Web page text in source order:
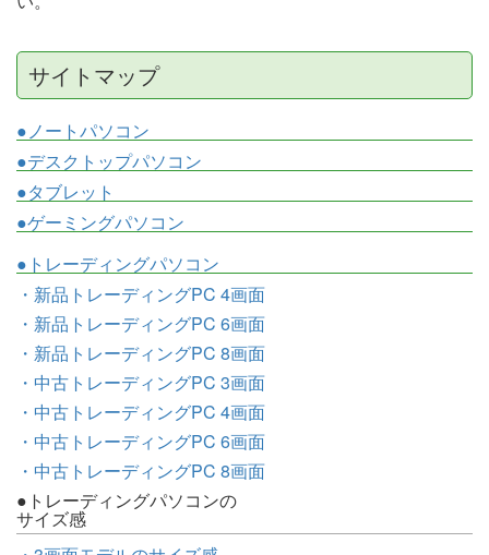
サイトマップ
●ノートパソコン
●デスクトップパソコン
●タブレット
●ゲーミングパソコン
●トレーディングパソコン
・新品トレーディングPC 4画面
・新品トレーディングPC 6画面
・新品トレーディングPC 8画面
・中古トレーディングPC 3画面
・中古トレーディングPC 4画面
・中古トレーディングPC 6画面
・中古トレーディングPC 8画面
●トレーディングパソコンの
サイズ感